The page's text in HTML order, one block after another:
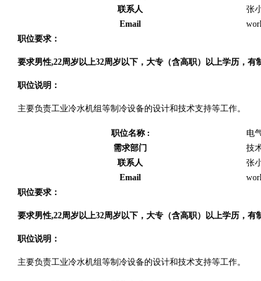
联系人
张
Email
职位要求：
要求男性,22周岁以上32周岁以下，大专（含高职）以上学历，
职位说明：
主要负责工业冷水机组等制冷设备的设计和技术支持等工作。
职位名称 : 电
需求部门
技
联系人
张
Email
职位要求：
要求男性,22周岁以上32周岁以下，大专（含高职）以上学历，
职位说明：
主要负责工业冷水机组等制冷设备的设计和技术支持等工作。